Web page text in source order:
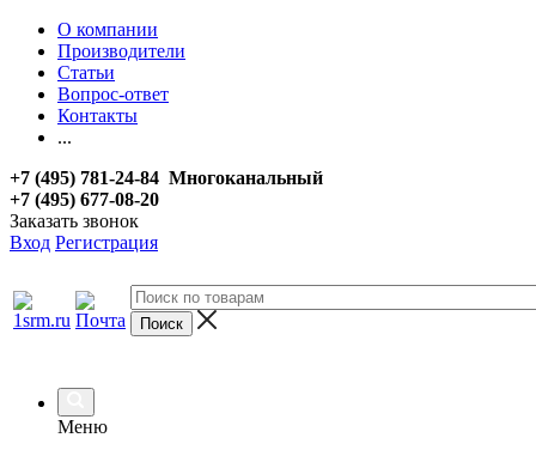
О компании
Производители
Статьи
Вопрос-ответ
Контакты
...
+7 (495) 781-24-84 Многоканальный
+7 (495) 677-08-20
Заказать звонок
Вход Регистрация
Меню